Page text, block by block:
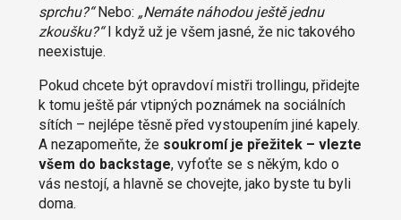
sprchu?“Nebo: „Nemáte náhodou ještě jednu
zkoušku?“I když už je všem jasné, že nic takového
neexistuje.
Pokud chcete být opravdoví mistři trollingu, přidejte
k tomu ještě pár vtipných poznámek na sociálních
sítích – nejlépe těsně před vystoupením jiné kapely.
A nezapomeňte, že soukromí je přežitek – vlezte
všem do backstage, vyfoťte se s někým, kdo o
vás nestojí, a hlavně se chovejte, jako byste tu byli
doma.